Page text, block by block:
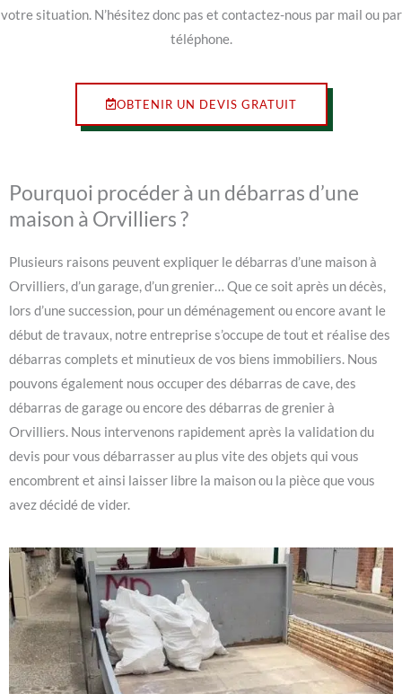
votre situation. N’hésitez donc pas et contactez-nous par mail ou par
téléphone.
OBTENIR UN DEVIS GRATUIT
Pourquoi procéder à un débarras d’une
maison à Orvilliers ?
Plusieurs raisons peuvent expliquer le débarras d’une maison à
Orvilliers, d’un garage, d’un grenier… Que ce soit après un décès,
lors d’une succession, pour un déménagement ou encore avant le
début de travaux, notre entreprise s’occupe de tout et réalise des
débarras complets et minutieux de vos biens immobiliers. Nous
pouvons également nous occuper des débarras de cave, des
débarras de garage ou encore des débarras de grenier à
Orvilliers. Nous intervenons rapidement après la validation du
devis pour vous débarrasser au plus vite des objets qui vous
encombrent et ainsi laisser libre la maison ou la pièce que vous
avez décidé de vider.